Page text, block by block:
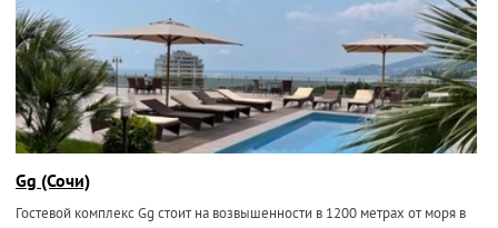
Gg (Сочи)
Гостевой комплекс Gg стоит на возвышенности в 1200 метрах от моря в